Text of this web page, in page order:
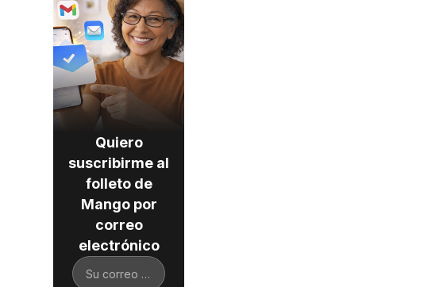
Quiero
suscribirme al
folleto de
Mango por
correo
electrónico